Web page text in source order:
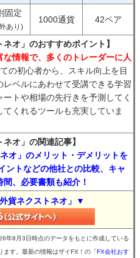
固定
あり)
1000通貨 42ペア
オ」のおすすめポイント】
情報で、多くのトレーダーに人
の初心者から、スキル向上を目
ベルにあわせて受講できる学習
トや相場の先行きを予測してく
くれるツールも充実していま
オ」の関連記事】
オ」のメリット・デメリットを
ントなどの他社との比較、キャ
、必要書類も紹介！
貨ネクストネオ」▼
年8月3日時点のデータをもとに作成している
ます。最新の情報はザイFX！の 「FX会社おす